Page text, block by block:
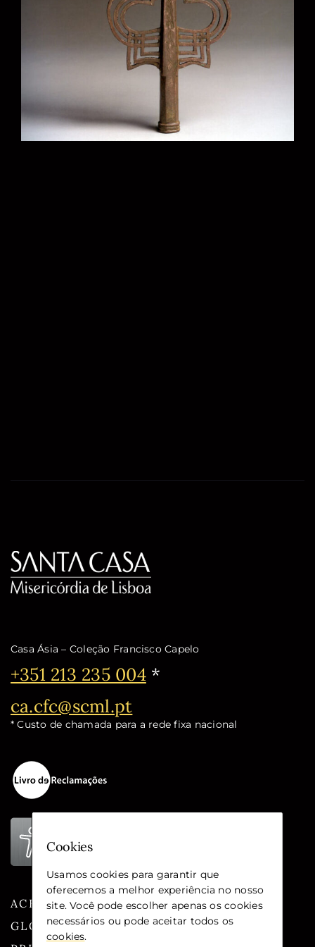
Casa Ásia – Coleção Francisco Capelo
Telefone:
+351 213 235 004*
Email:
ca.cfc@scml.pt
* Custo de chamada para a rede fixa nacional
ACESSIBILIDADE
GLOSSÁRIO
Cookies
Usamos cookies para garantir que
oferecemos a melhor experiência no nosso
site. Você pode escolher apenas os cookies
necessários ou pode aceitar todos os
cookies.